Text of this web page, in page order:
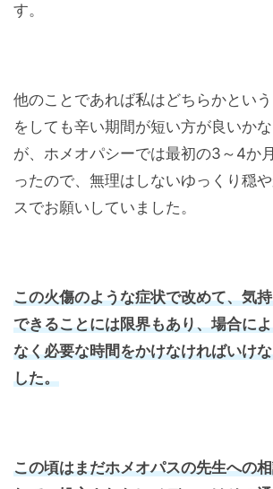
す。
他のことであれば私はどちらかとい
をしても辛い期間が短い方が良いか
が、ホメオパシーでは最初の3～4か
ったので、無理はしないゆっくり穏
スでお願いしていました。
この火傷のような症状で改めて、気
できることには限界もあり、場合に
なく必要な時間をかけなければいけ
した。
この頃はまだホメオパスの先生への